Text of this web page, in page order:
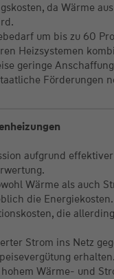
da Wärme
um bis zu 60
Heizsystemen
geringe
Förderungen
aufgrund effektiver
Wärme als auch
die Energiekosten.
die
Strom ins Netz
erhalten.
Wärme- und